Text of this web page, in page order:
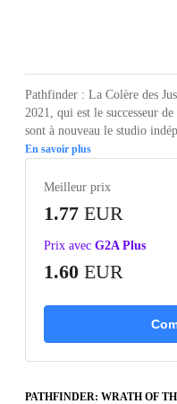
Pathfinder : La Colère des
2021, qui est le successeur
sont à nouveau le studio
En savoir plus
Meilleur prix
1.77 EUR
Prix avec G2A Plus
1.60 EUR
PATHFINDER: WRATH OF